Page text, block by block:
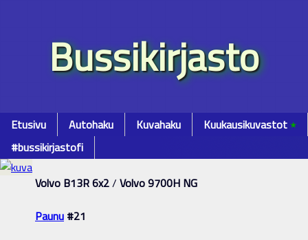
Bussikirjasto
Etusivu Autohaku Kuvahaku Kuukausikuvastot٭
#bussikirjastofi
Volvo B13R 6x2/ Volvo 9700H NG
Paunu #21